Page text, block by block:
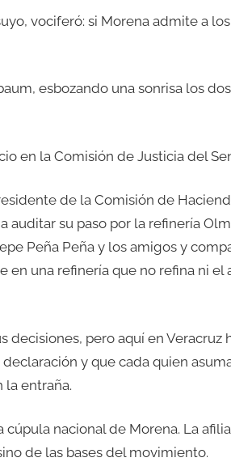
vociferó: si Morena admite a
esbozando una sonrisa los
en la Comisión de Justicia del
de la Comisión de
auditar su paso por la refinería
Peña Peña y los amigos y
en una refinería que no refina ni
decisiones, pero aquí en
y que cada quien
la entraña.
cúpula nacional de Morena. La
de las bases del movimiento.